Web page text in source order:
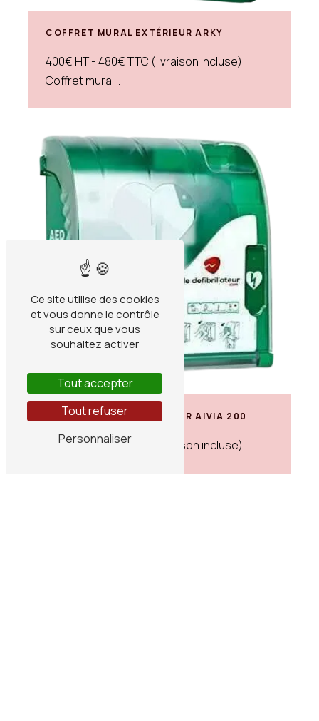
COFFRET MURAL EXTÉRIEUR ARKY
400€ HT - 480€ TTC (livraison incluse)
Coffret mural...
COFFRET MURAL EXTÉRIEUR AIVIA 200
465€ HT - 558€ TTC (livraison incluse)
Ce site utilise des cookies
et vous donne le contrôle
sur ceux que vous
souhaitez activer
Tout accepter
Tout refuser
Personnaliser